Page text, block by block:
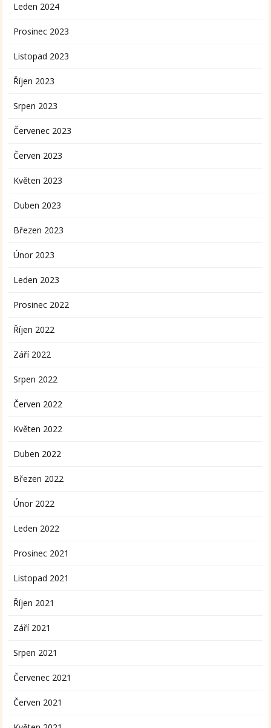
Leden 2024
Prosinec 2023
Listopad 2023
Říjen 2023
Srpen 2023
Červenec 2023
Červen 2023
Květen 2023
Duben 2023
Březen 2023
Únor 2023
Leden 2023
Prosinec 2022
Říjen 2022
Září 2022
Srpen 2022
Červen 2022
Květen 2022
Duben 2022
Březen 2022
Únor 2022
Leden 2022
Prosinec 2021
Listopad 2021
Říjen 2021
Září 2021
Srpen 2021
Červenec 2021
Červen 2021